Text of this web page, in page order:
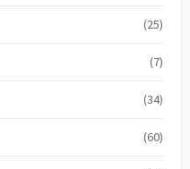
(25)
(7)
(34)
(60)